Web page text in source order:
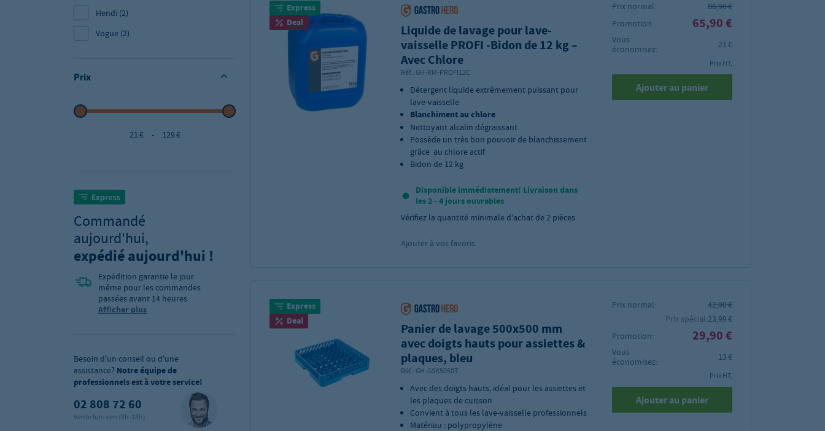
Hendi (2)
Vogue (2)
Prix
21 € - 129 €
Commandé
aujourd'hui,
expédié aujourd'hui !
Expédition garantie le jour
même pour les commandes
passées avant 14 heures.
Afficher plus
Besoin d'un conseil ou d'une
assistance? Notre équipe de
professionnels est à votre service!
02 808 72 60
Vente lun-ven (8h-18h)
Express
Deal
Liquide de lavage pour lave-
vaisselle PROFI -Bidon de 12 kg –
Avec Chlore
Réf.: GH-RM-PROFI12C
Détergent liquide extrêmement puissant pour
lave-vaisselle
Blanchiment au chlore
Nettoyant alcalin dégraissant
Possède un très bon pouvoir de blanchissement
grâce au chlore actif
Bidon de 12 kg
Disponible immédiatement! Livraison dans
les 2 - 4 jours ouvrables
Vérifiez la quantité minimale d'achat de2 pièces.
Ajouter à vos favoris
Prix normal:
86,90 €
Promotion:
65,90 €
Vous
économisez:
21 €
Prix HT,
Ajouter au panier
Express
Deal
Panier de lavage 500x500 mm
avec doigts hauts pour assiettes &
plaques, bleu
Réf.: GH-GSK5050T
Avec des doigts hauts, idéal pour les assiettes et
les plaques de cuisson
Convient à tous les lave-vaisselle professionnels
Matériau : polypropylène
Prix normal:
42,90 €
Prix spécial:23,99 €
Promotion:
29,90 €
Vous
économisez:
13 €
Prix HT,
Ajouter au panier